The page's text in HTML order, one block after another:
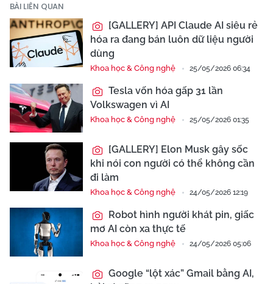
BÀI LIÊN QUAN
[GALLERY] API Claude AI siêu rẻ
hóa ra đang bán luôn dữ liệu người
dùng
Khoa học & Công nghệ 25/05/2026 06:34
Tesla vốn hóa gấp 31 lần
Volkswagen vì AI
Khoa học & Công nghệ 25/05/2026 01:35
[GALLERY] Elon Musk gây sốc
khi nói con người có thể không cần
đi làm
Khoa học & Công nghệ 24/05/2026 12:19
Robot hình người khát pin, giấc
mơ AI còn xa thực tế
Khoa học & Công nghệ 24/05/2026 05:06
Google “lột xác” Gmail bằng AI,